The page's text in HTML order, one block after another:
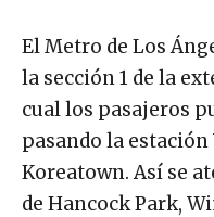
El Metro de Los
la sección 1 de la
cual los pasajeros
pasando la
Koreatown. Así se
de Hancock Park,